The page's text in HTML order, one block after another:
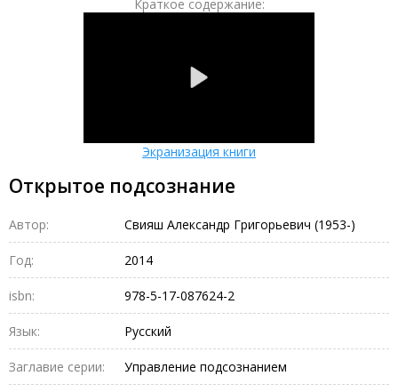
Краткое содержание:
Экранизация книги
Открытое подсознание
Автор: Свияш Александр Григорьевич (1953-)
Год: 2014
isbn: 978-5-17-087624-2
Язык: Русский
Заглавие серии: Управление подсознанием